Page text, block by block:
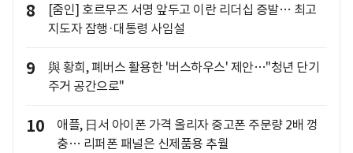
8
[줌인] 호르무즈 서명 앞두고 이란 리더십 증발… 최고
지도자 잠행·대통령 사임설
9
與 황희, 폐버스 활용한 '버스하우스' 제안…"청년 단기
주거 공간으로"
10
애플, 日서 아이폰 가격 올리자 중고폰 주문량 2배 껑
충… 리퍼폰 패널은 신제품용 추월